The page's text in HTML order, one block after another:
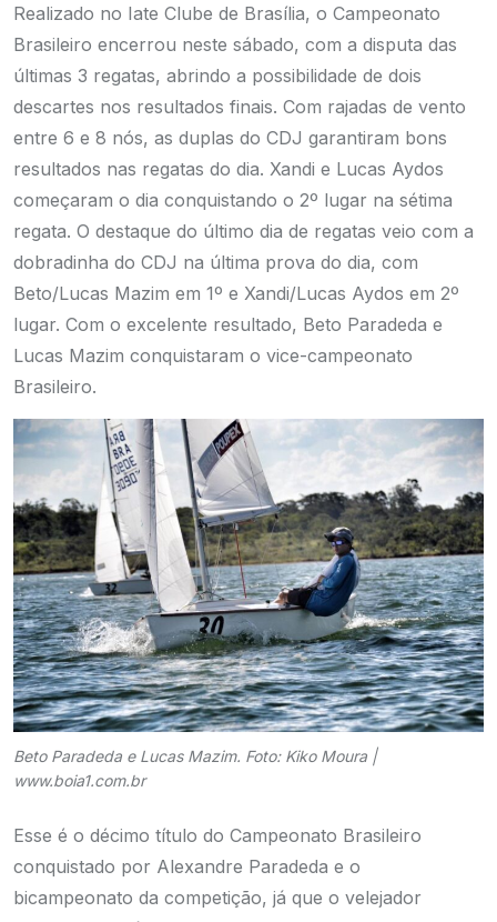
Realizado no Iate Clube de Brasília, o Campeonato
Brasileiro encerrou neste sábado, com a disputa das
últimas 3 regatas, abrindo a possibilidade de dois
descartes nos resultados finais. Com rajadas de vento
entre 6 e 8 nós, as duplas do CDJ garantiram bons
resultados nas regatas do dia. Xandi e Lucas Aydos
começaram o dia conquistando o 2º lugar na sétima
regata. O destaque do último dia de regatas veio com a
dobradinha do CDJ na última prova do dia, com
Beto/Lucas Mazim em 1º e Xandi/Lucas Aydos em 2º
lugar. Com o excelente resultado, Beto Paradeda e
Lucas Mazim conquistaram o vice-campeonato
Brasileiro.
Beto Paradeda e Lucas Mazim. Foto: Kiko Moura |
www.boia1.com.br
Esse é o décimo título do Campeonato Brasileiro
conquistado por Alexandre Paradeda e o
bicampeonato da competição, já que o velejador